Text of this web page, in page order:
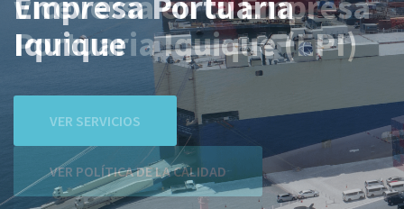
Iquique
VER SERVICIOS
VER POLÍTICA DE LA CALIDAD